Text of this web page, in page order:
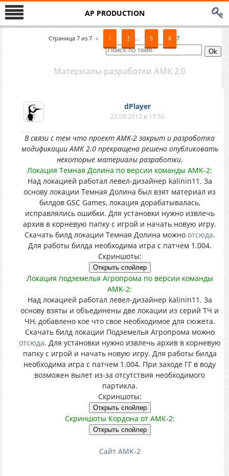
AP PRODUCTION
Страница 7из 7 « 1 2 … 5 6 7
Материалы разработки АМК 2.0
dPlayer
22.09.2012 в 17:53
В связи с тем что проект AMK-2 закрыт и разработка
модификации AMK 2.0 прекращена решено опубликовать
некоторые материалы разработки.
Локация Темная Долина по версии команды AMK-2:
Над локацией работал левел-дизайнер kalinin11. За
основу локации Темная Долина был взят материал из
билдов GSC Games, локация дорабатывалась,
исправлялись ошибки. Для установки нужно извлечь
архив в корневую папку с игрой и начать новую игру.
Скачать билд локации Темная Долина можно отсюда.
Для работы билда необходима игра с патчем 1.004.
Скриншоты:
Локация подземелья Агропрома по версии команды
AMK-2:
Над локацией работал левел-дизайнер kalinin11. За
основу взяты и объединены две локации из серий ТЧ и
ЧН, добавлено кое что свое необходимое для сюжета.
Скачать билд локации Подземелья Агропрома можно
отсюда. Для установки нужно извлечь архив в корневую
папку с игрой и начать новую игру. Для работы билда
необходима игра с патчем 1.004. При заходе ГГ в воду
возможен вылет из-за отсутствия необходимого
партикла.
Скриншоты:
Скриншоты Кордона от АМК-2:
Сайт AMK-2